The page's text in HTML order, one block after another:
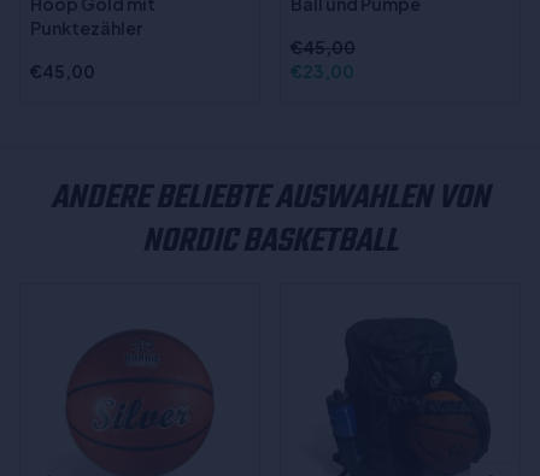
Punktezähler
€45,00
€45,00
€23,00
ANDERE BELIEBTE AUSWAHLEN VON
NORDIC BASKETBALL